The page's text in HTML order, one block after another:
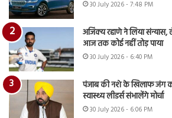
30 July 2026 - 7:48 PM
अजिंक्य रहाणे ने लिया संन्यास,
आज तक कोई नहीं तोड़ पाया
30 July 2026 - 6:40 PM
पंजाब की नशे के खिलाफ जंग
स्वास्थ्य लीडर्स संभालेंगे मोर्चा
30 July 2026 - 6:06 PM